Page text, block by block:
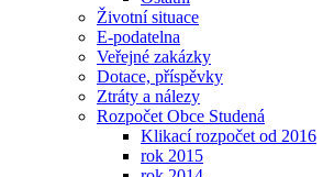
Životní situace
E-podatelna
Veřejné zakázky
Dotace, příspěvky
Ztráty a nálezy
Rozpočet Obce Studená
Klikací rozpočet od 2016
rok 2015